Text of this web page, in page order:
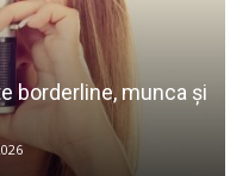
borderline, munca și